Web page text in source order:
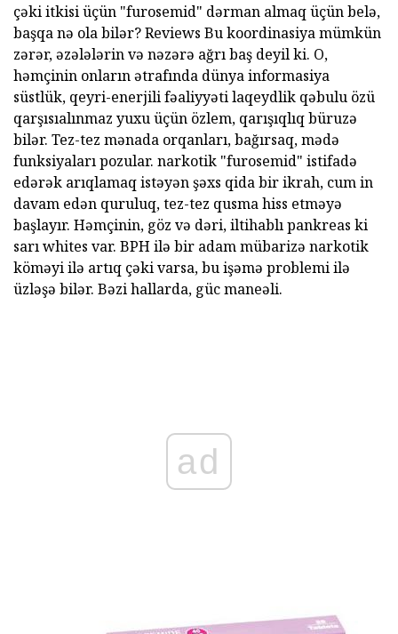
çəki itkisi üçün "furosemid" dərman almaq üçün belə,
başqa nə ola bilər? Reviews Bu koordinasiya mümkün
zərər, əzələlərin və nəzərə ağrı baş deyil ki. O,
həmçinin onların ətrafında dünya informasiya
süstlük, qeyri-enerjili fəaliyyəti laqeydlik qəbulu özü
qarşısıalınmaz yuxu üçün özlem, qarışıqlıq büruzə
bilər. Tez-tez mənada orqanları, bağırsaq, mədə
funksiyaları pozular. narkotik "furosemid" istifadə
edərək arıqlamaq istəyən şəxs qida bir ikrah, cum in
davam edən quruluq, tez-tez qusma hiss etməyə
başlayır. Həmçinin, göz və dəri, iltihablı pankreas ki
sarı whites var. BPH ilə bir adam mübarizə narkotik
köməyi ilə artıq çəki varsa, bu işəmə problemi ilə
üzləşə bilər. Bəzi hallarda, güc maneəli.
ad